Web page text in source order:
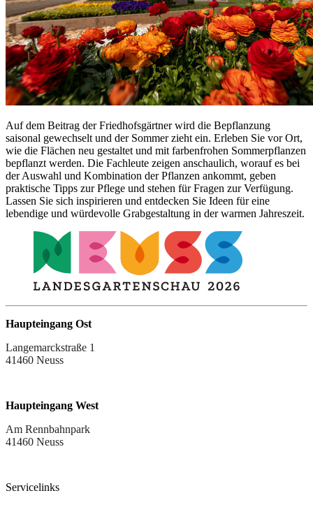
Auf dem Beitrag der Friedhofsgärtner wird die Bepflanzung
saisonal gewechselt und der Sommer zieht ein. Erleben Sie vor Ort,
wie die Flächen neu gestaltet und mit farbenfrohen Sommerpflanzen
bepflanzt werden. Die Fachleute zeigen anschaulich, worauf es bei
der Auswahl und Kombination der Pflanzen ankommt, geben
praktische Tipps zur Pflege und stehen für Fragen zur Verfügung.
Lassen Sie sich inspirieren und entdecken Sie Ideen für eine
lebendige und würdevolle Grabgestaltung in der warmen Jahreszeit.
Haupteingang Ost
Langemarckstraße 1
41460 Neuss
Haupteingang West
Am Rennbahnpark
41460 Neuss
Servicelinks